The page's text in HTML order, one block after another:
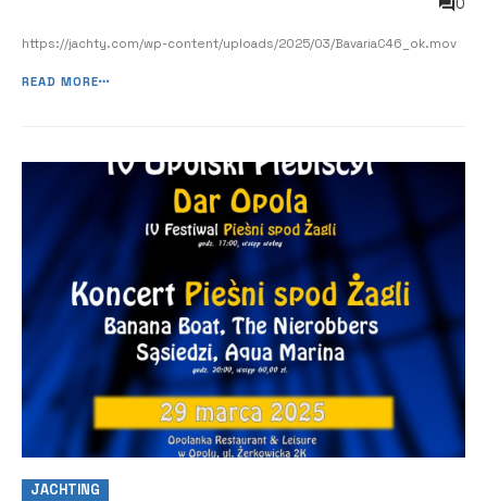
https://jachty.com/wp-content/uploads/2025/03/BavariaC46_ok.mov
READ MORE
JACHTING